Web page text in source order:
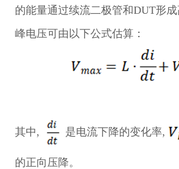
的能量通过续流二极管和DUT形
峰电压可由以下公式估算：
其中, 是电流下降的变化率,
的正向压降。